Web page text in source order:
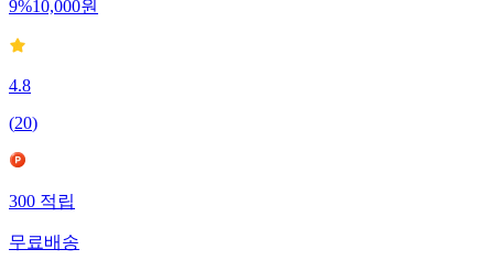
9%10,000원
4.8
(20)
300적립
무료배송